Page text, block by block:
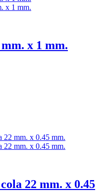
x 1 mm.
22 mm. x 0.45